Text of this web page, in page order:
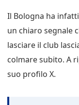
Il Bologna ha
un chiaro segnale
lasciare il club
colmare subito. A
suo profilo X.